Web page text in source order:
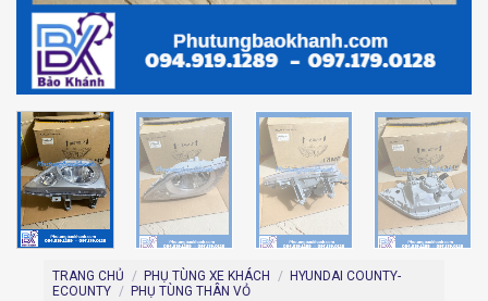
TRANG CHỦ / PHỤ TÙNG XE KHÁCH / HYUNDAI COUNTY-
ECOUNTY / PHỤ TÙNG THÂN VỎ